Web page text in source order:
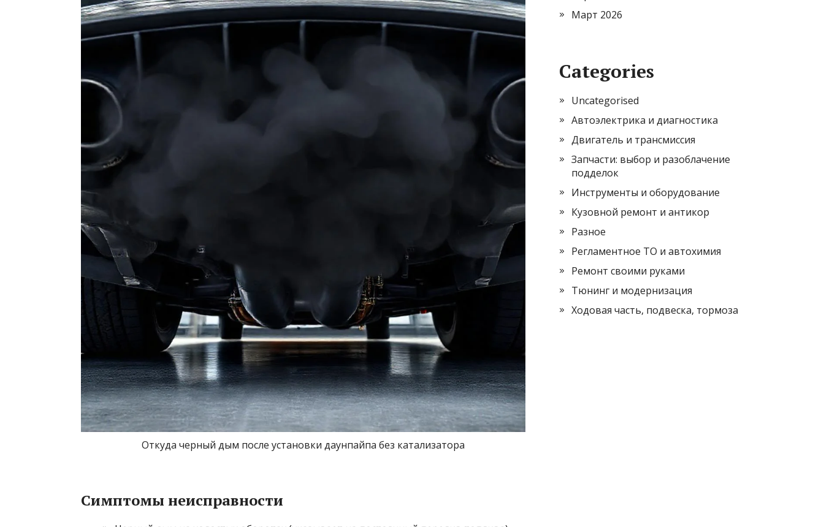
Откуда черный дым после установки даунпайпа без катализатора
Симптомы неисправности
Март 2026
Categories
Uncategorised
Автоэлектрика и диагностика
Двигатель и трансмиссия
Запчасти: выбор и разоблачение
подделок
Инструменты и оборудование
Кузовной ремонт и антикор
Разное
Регламентное ТО и автохимия
Ремонт своими руками
Тюнинг и модернизация
Ходовая часть, подвеска, тормоза